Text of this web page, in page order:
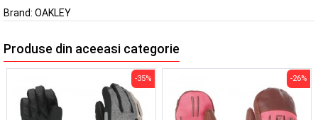
Brand: OAKLEY
Produse din aceeasi categorie
-35% -26%